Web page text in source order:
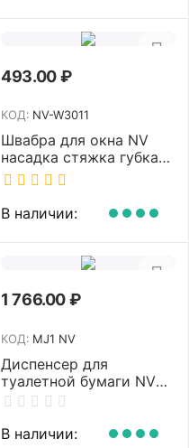
493.00₽
КОД: NV-W3011
Швабра для окна NV
насадка стяжка губка
30 см телескопическая
рукоятка 70-110 см NV-
W3011
В наличии:
1 766.00₽
КОД: MJ1 NV
Диспенсер для
туалетной бумаги NV
белый MJ1 NV
В наличии: